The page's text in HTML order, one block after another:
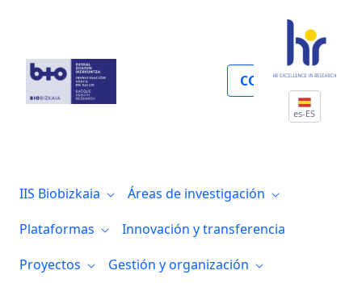
COLABORA
es-ES
IIS Biobizkaia
Áreas de investigación
Plataformas
Innovación y transferencia
Proyectos
Gestión y organización